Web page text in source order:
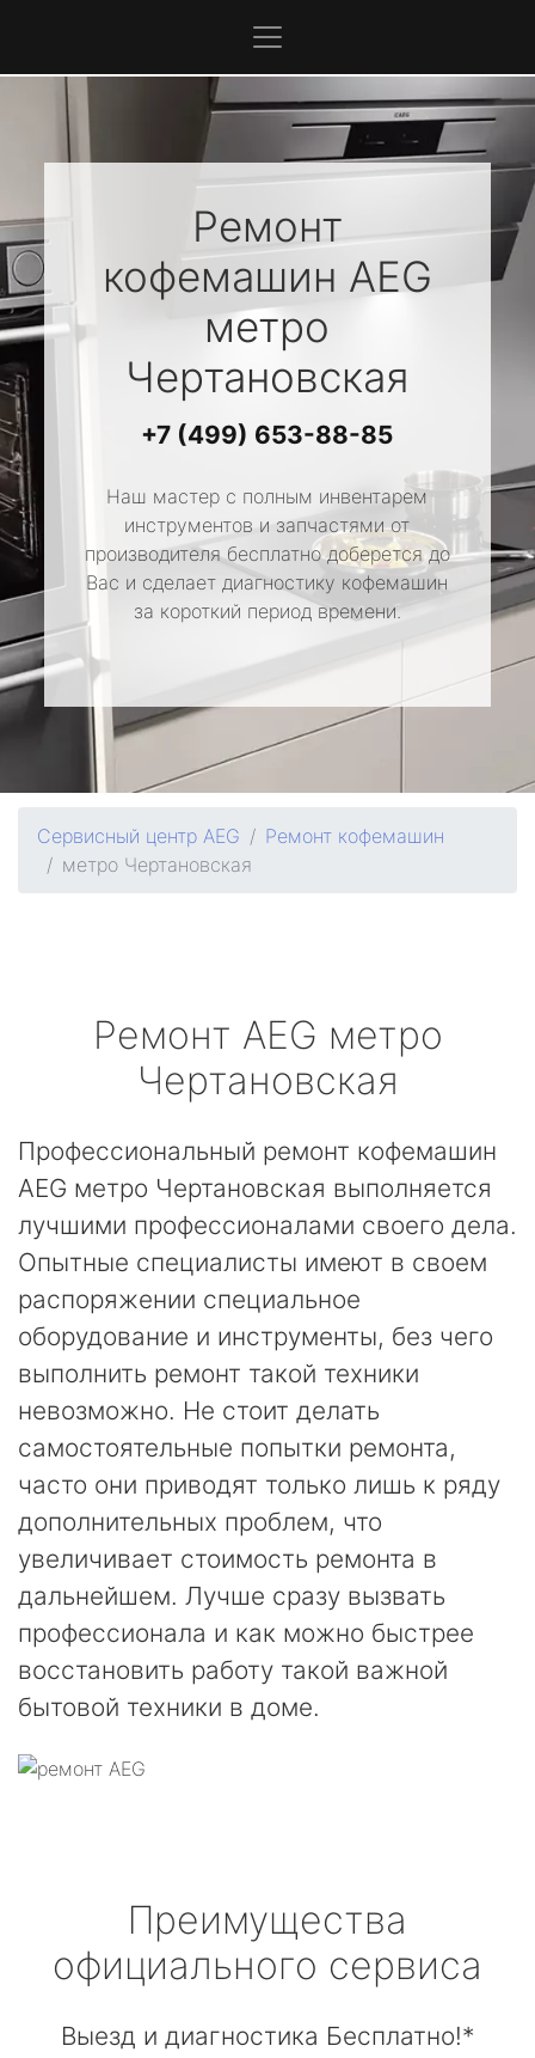
Ремонт
кофемашин AEG
метро
Чертановская
+7 (499) 653-88-85
Наш мастер с полным инвентарем
инструментов и запчастями от
производителя бесплатно доберется до
Вас и сделает диагностику кофемашин
за короткий период времени.
Сервисный центр AEG
Ремонт кофемашин
метро Чертановская
Ремонт AEG метро
Чертановская
Профессиональный ремонт кофемашин
AEG метро Чертановская выполняется
лучшими профессионалами своего дела.
Опытные специалисты имеют в своем
распоряжении специальное
оборудование и инструменты, без чего
выполнить ремонт такой техники
невозможно. Не стоит делать
самостоятельные попытки ремонта,
часто они приводят только лишь к ряду
дополнительных проблем, что
увеличивает стоимость ремонта в
дальнейшем. Лучше сразу вызвать
профессионала и как можно быстрее
восстановить работу такой важной
бытовой техники в доме.
Преимущества
официального сервиса
Выезд и диагностика Бесплатно!*